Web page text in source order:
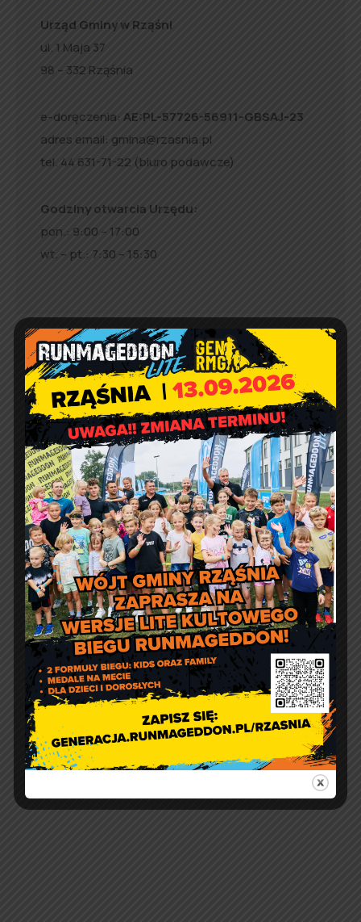
Urząd Gminy w Rząśni
ul. 1 Maja 37
98 – 332 Rząśnia
e-doręczenia: AE:PL-57726-56911-GBSAJ-23
adres email: gmina@rzasnia.pl
tel. 44 631-71-22 (biuro podawcze)
Godziny otwarcia Urzędu:
pon.: 9:00 – 17:00
wt. – pt.: 7:30 – 15:30
Jakość powietrza